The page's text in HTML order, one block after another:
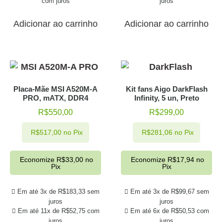
Adicionar ao carrinho Adicionar ao carrinho
Placa-Mãe MSI A520M-A
PRO, mATX, DDR4
R$550,00
Em até 3x de R$183,33 sem
juros
Em até 11x de R$52,75com
R$517,00 no Pix
Economize R$33,00 no
Pix
Kit fans Aigo DarkFlash
Infinity, 5 un, Preto
R$299,00
Em até 3x de R$99,67sem
juros
Em até 6x de R$50,53com
R$281,06 no Pix
Economize R$17,94 no
Pix